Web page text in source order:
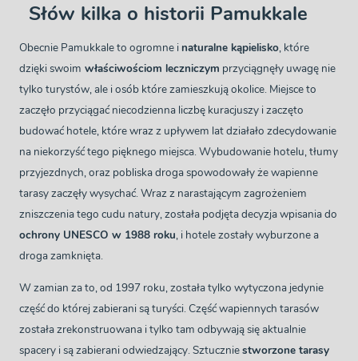
Słów kilka o historii Pamukkale
Obecnie Pamukkale to ogromne inaturalne kąpielisko, które
dzięki swoim właściwościom leczniczym przyciągnęły uwagę nie
tylko turystów, ale i osób które zamieszkują okolice. Miejsce to
zaczęło przyciągać niecodzienna liczbę kuracjuszy i zaczęto
budować hotele, które wraz z upływem lat działało zdecydowanie
na niekorzyść tego pięknego miejsca. Wybudowanie hotelu, tłumy
przyjezdnych, oraz pobliska droga spowodowały że wapienne
tarasy zaczęły wysychać. Wraz z narastającym zagrożeniem
zniszczenia tego cudu natury, została podjęta decyzja wpisania do
ochrony UNESCO w 1988 roku, i hotele zostały wyburzone a
droga zamknięta.
W zamian za to, od 1997 roku, została tylko wytyczona jedynie
część do której zabierani są turyści. Część wapiennych tarasów
została zrekonstruowana i tylko tam odbywają się aktualnie
spacery i są zabierani odwiedzający. Sztuczniestworzone tarasy